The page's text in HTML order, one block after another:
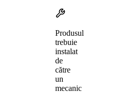
Produsul
trebuie
instalat
de
către
un
mecanic